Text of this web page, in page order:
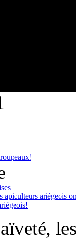
apiculteurs ariégeois